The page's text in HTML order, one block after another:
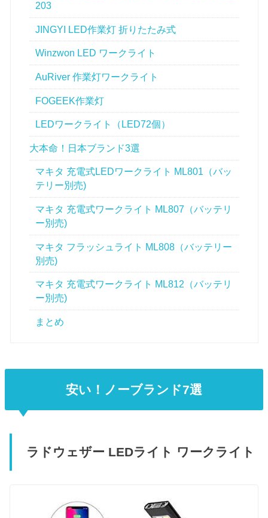
203
JINGYI LED作業灯 折りたたみ式
Winzwon LED ワークライト
AuRiver 作業灯ワークライト
FOGEEK作業灯
LEDワークライト（LED72個）
大本命！日本ブランド3選
マキタ 充電式LEDワークライト ML801（バッ
テリー別売)
マキタ 充電式ワークライト ML807（バッテリ
ー別売)
マキタ フラッシュライト ML808（バッテリー
別売)
マキタ 充電式ワークライト ML812（バッテリ
ー別売)
まとめ
安い！ノーブランド7選
ラドウェザー LEDライト ワークライト